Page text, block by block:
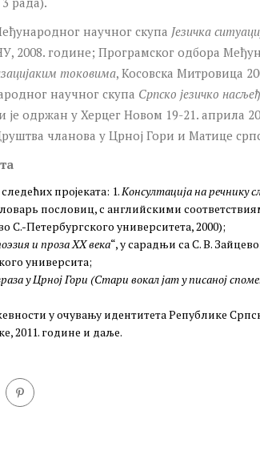
научног скупа Језичка
2008. године; Програмског одбора
токовима, Косовска Митровица
научног скупа Српско језичко
је одржан у Херцег Новом 19-21. априла
чланова у Црној Гори и Матице
пројеката: 1.Консултација на речнику
пословиц, с английскими
С.-Петербургского университета, 2000);
и проза XX века“, у сарадњи са С. В.
университа;
у Црној Гори (Стари вокал јат у писаној
у очувању идентитета Републике
2011. године и даље.